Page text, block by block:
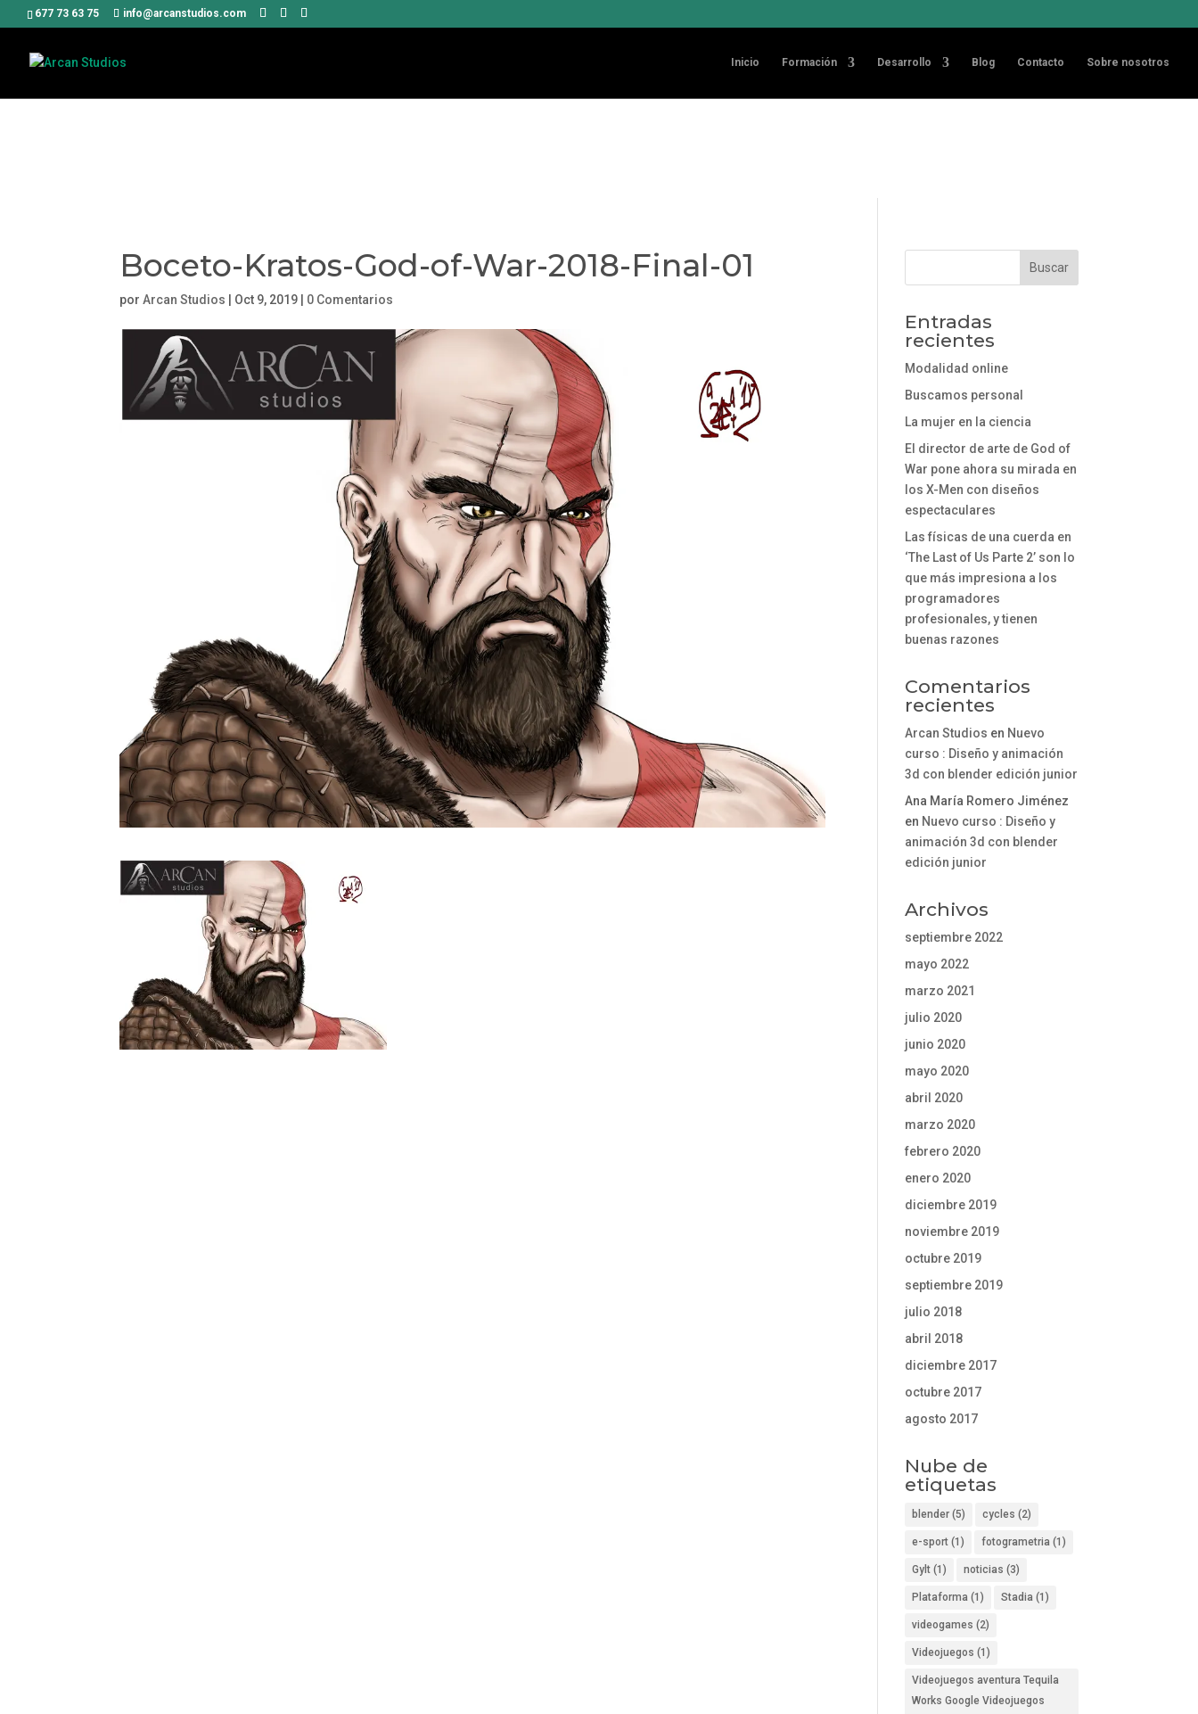
Uso de Cookies
Utilizamos cookies propias y de terceros para mejorar nuestros servicios. Si continúa navegando, consideramos que
677 73 63 75 info@arcanstudios.com
Inicio Formación Desarrollo Blog Contacto Sobre nosotros
Boceto-Kratos-God-of-War-2018-Final-01
porArcan Studios Oct 9, 2019 0 Comentarios
Entradas
recientes
Modalidad online
Buscamos personal
La mujer en la ciencia
El director de arte de God of
War pone ahora su mirada en
los X-Men con diseños
espectaculares
Las físicas de una cuerda en
‘The Last of Us Parte 2’ son lo
que más impresiona a los
programadores
profesionales, y tienen
buenas razones
Comentarios
recientes
Arcan Studios en Nuevo
curso : Diseño y animación
3d con blender edición junior
Ana María Romero Jiménez
en Nuevo curso : Diseño y
animación 3d con blender
edición junior
Archivos
septiembre 2022
mayo 2022
marzo 2021
julio 2020
junio 2020
mayo 2020
abril 2020
marzo 2020
febrero 2020
enero 2020
diciembre 2019
noviembre 2019
octubre 2019
septiembre 2019
julio 2018
abril 2018
diciembre 2017
octubre 2017
agosto 2017
Nube de
etiquetas
blender (5) cycles (2)
e-sport (1) fotogrametria (1)
Gylt (1) noticias (3)
Plataforma (1) Stadia (1)
videogames (2)
Videojuegos (1)
Videojuegos aventura Tequila
Works Google Videojuegos